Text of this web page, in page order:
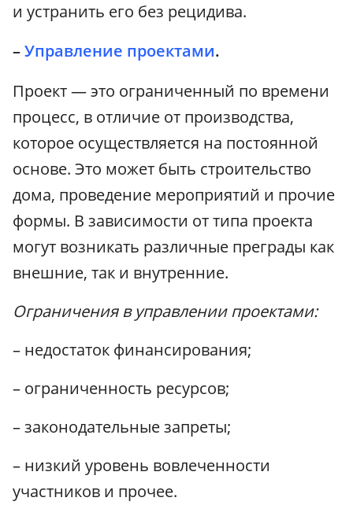
и устранить его без рецидива.
–Управление проектами.
Проект — это ограниченный по времени
процесс, в отличие от производства,
которое осуществляется на постоянной
основе. Это может быть строительство
дома, проведение мероприятий и прочие
формы. В зависимости от типа проекта
могут возникать различные преграды как
внешние, так и внутренние.
Ограничения в управлении проектами:
– недостаток финансирования;
– ограниченность ресурсов;
– законодательные запреты;
– низкий уровень вовлеченности
участников и прочее.